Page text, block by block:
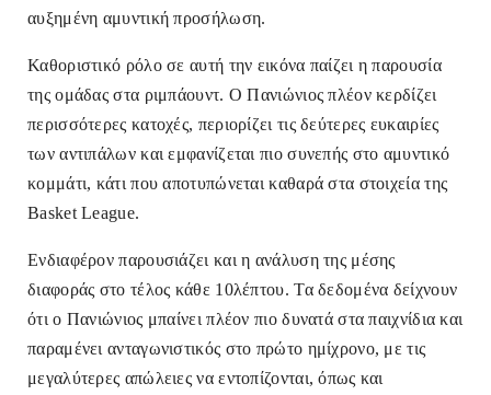
αυξημένη αμυντική προσήλωση.
Καθοριστικό ρόλο σε αυτή την εικόνα παίζει η παρουσία
της ομάδας στα ριμπάουντ. Ο Πανιώνιος πλέον κερδίζει
περισσότερες κατοχές, περιορίζει τις δεύτερες ευκαιρίες
των αντιπάλων και εμφανίζεται πιο συνεπής στο αμυντικό
κομμάτι, κάτι που αποτυπώνεται καθαρά στα στοιχεία της
Basket League.
Ενδιαφέρον παρουσιάζει και η ανάλυση της μέσης
διαφοράς στο τέλος κάθε 10λέπτου. Τα δεδομένα δείχνουν
ότι ο Πανιώνιος μπαίνει πλέον πιο δυνατά στα παιχνίδια και
παραμένει ανταγωνιστικός στο πρώτο ημίχρονο, με τις
μεγαλύτερες απώλειες να εντοπίζονται, όπως και